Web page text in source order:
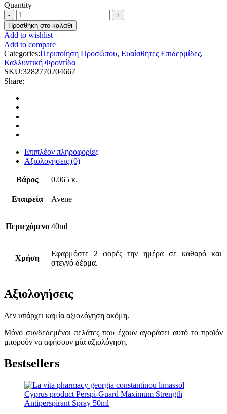
Quantity
Avene
Cicalfate
Repairing
Protective
Cream,
40ml
quantity
Προσθήκη στο καλάθι
Add to wishlist
Add to compare
Categories:Περιποίηση Προσώπου, Ευαίσθητες Επιδερμίδες,
Καλλυντική Φροντίδα
SKU:3282770204667
Share:
Επιπλέον πληροφορίες
Αξιολογήσεις (0)
Βάρος 0.065 κ.
Εταιρεία Avene
Περιεχόμενο 40ml
Χρήση
Εφαρμόστε 2 φορές την ημέρα σε καθαρό και
στεγνό δέρμα.
Αξιολογήσεις
Δεν υπάρχει καμία αξιολόγηση ακόμη.
Μόνο συνδεδεμένοι πελάτες που έχουν αγοράσει αυτό το προϊόν
μπορούν να αφήσουν μία αξιολόγηση.
Bestsellers